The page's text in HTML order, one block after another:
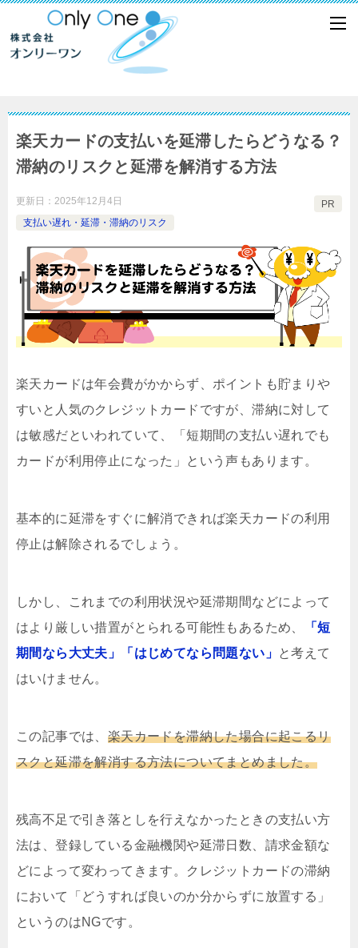
楽天カードの支払いを延滞したらどうなる？
滞納のリスクと延滞を解消する方法
更新日： 2025年12月4日
支払い遅れ・延滞・滞納のリスク
PR
楽天カードは年会費がかからず、ポイントも貯まりや
すいと人気のクレジットカードですが、滞納に対して
は敏感だといわれていて、「短期間の支払い遅れでも
カードが利用停止になった」という声もあります。
基本的に延滞をすぐに解消できれば楽天カードの利用
停止は解除されるでしょう。
しかし、これまでの利用状況や延滞期間などによって
はより厳しい措置がとられる可能性もあるため、
「短
期間なら大丈夫」「はじめてなら問題ない」 と考えて
はいけません。
この記事では、 楽天カードを滞納した場合に起こるリ
スクと延滞を解消する方法についてまとめました。
残高不足で引き落としを行えなかったときの支払い方
法は、登録している金融機関や延滞日数、請求金額な
どによって変わってきます。クレジットカードの滞納
において「どうすれば良いのか分からずに放置する」
というのはNGです。